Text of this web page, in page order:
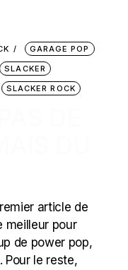
GARAGE POP
SLACKER
SLACKER ROCK
article de
meilleur pour
de power pop,
Pour le reste,